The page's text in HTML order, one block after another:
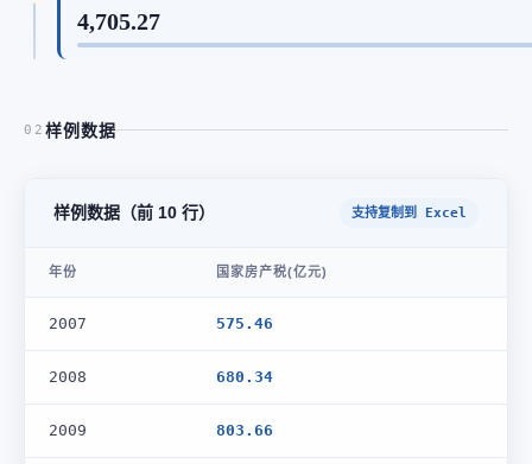
4,705.27
02 样例数据
样例数据（前 10 行） 支持复制到 Excel
年份 国家房产税(亿元)
2007 575.46
2008 680.34
2009 803.66